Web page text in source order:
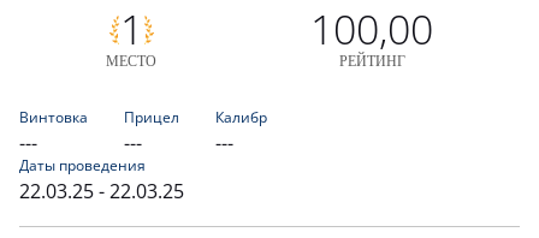
1
МЕСТО
100,00
РЕЙТИНГ
Винтовка
---
Прицел
---
Калибр
---
Даты проведения
22.03.25 - 22.03.25